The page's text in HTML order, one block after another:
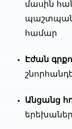
մասին
համար
Էժան
Անցանց